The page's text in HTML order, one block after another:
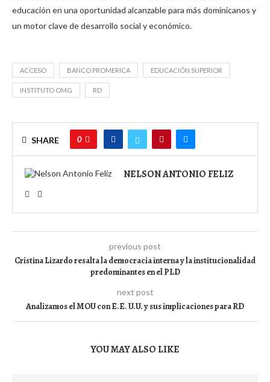
educación en una oportunidad alcanzable para más dominicanos y
un motor clave de desarrollo social y económico.
ACCESO BANCO PROMERICA EDUCACIÓN SUPERIOR
INSTITUTO OMG RD
SHARE 0
NELSON ANTONIO FELIZ
previous post
Cristina Lizardo resalta la democracia interna y la institucionalidad
predominantes en el PLD
next post
Analizamos el MOU con E.E. U.U. y sus implicaciones para RD
YOU MAY ALSO LIKE